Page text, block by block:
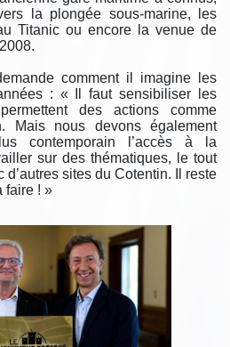
la plongée sous-marine, les
Titanic ou encore la venue de
comment il imagine les
: « Il faut sensibiliser les
des actions comme
Mais nous devons également
contemporain l’accès à la
sur des thématiques, le tout
d’autres sites du Cotentin. Il reste
faire ! »